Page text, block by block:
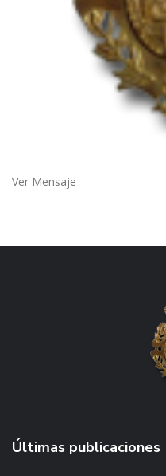
Ver Mensaje
Últimas publicaciones